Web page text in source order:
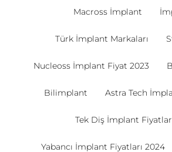
Macross İmplant
Türk İmplant Markaları
Nucleoss İmplant Fiyat 2023
Bilimplant Astra Tech
Tek Diş İmplant
Yabancı İmplant Fiyatları 2024